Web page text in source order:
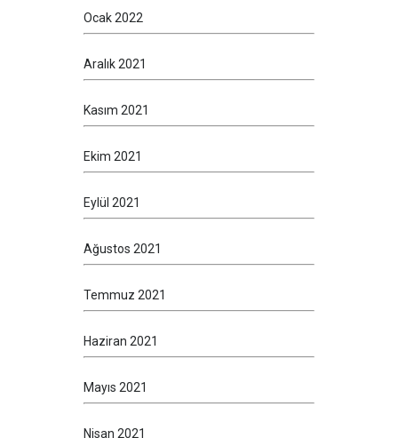
Ocak 2022
Aralık 2021
Kasım 2021
Ekim 2021
Eylül 2021
Ağustos 2021
Temmuz 2021
Haziran 2021
Mayıs 2021
Nisan 2021